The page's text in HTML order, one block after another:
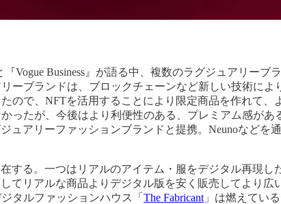
Vogue Business』が語る中、複数のラグジュアリー
ーブランドは、ブロックチェーンなど新しい技術に
ので、NFTを活用することにより限定商品を作れて
ったが、今後はより利便性のある、プレミアム感が
ュアリーファッションブランドと提携。Neunoなど
する。一つはリアルのアイテム・服をデジタル再現し
てリアルな商品よりデジタル版を安く販売してより
タルファッションハウス「 The Fabricant 」は燃えてい